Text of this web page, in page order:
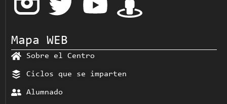
Mapa WEB
Sobre el Centro
Ciclos que se imparten
Alumnado